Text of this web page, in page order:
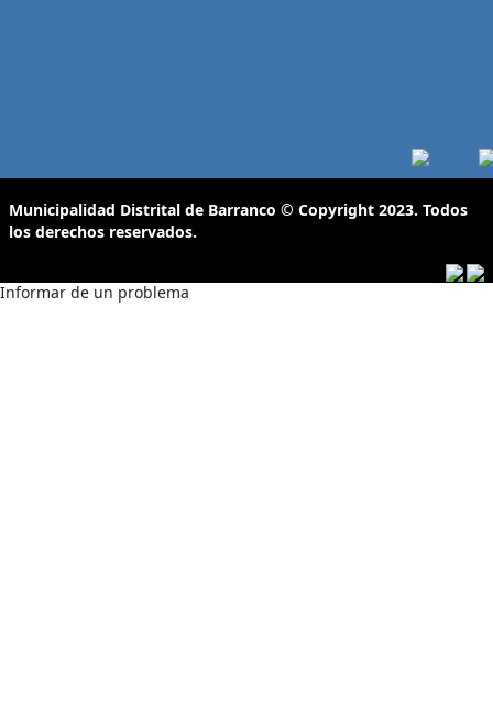
Municipalidad Distrital de Barranco © Copyright 2023. Todos
los derechos reservados.
Informar de un problema